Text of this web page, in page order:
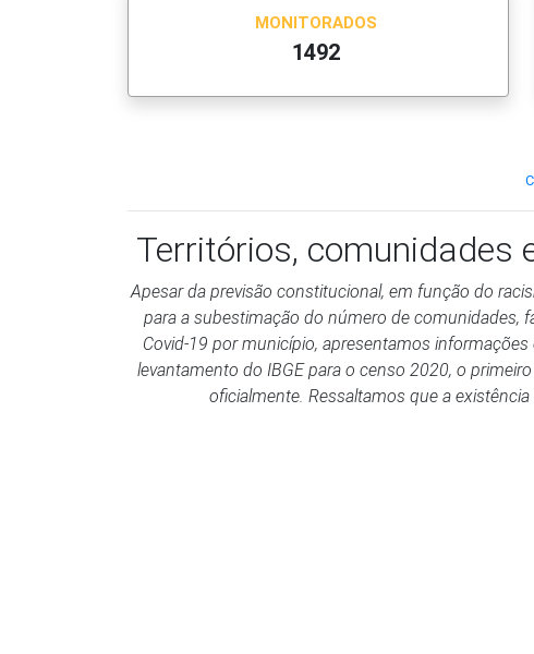
MONITORADOS
1492
Territórios, comunidades
Apesar da previsão constitucional, em função do
para a subestimação do número de comunidades,
Covid-19 por município, apresentamos
levantamento do IBGE para o censo 2020, o
oficialmente. Ressaltamos que a